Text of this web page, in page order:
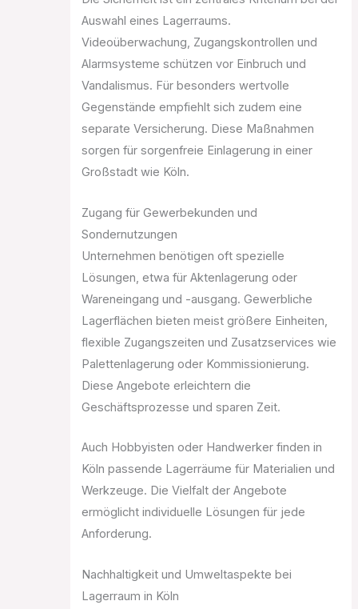
Auswahl eines Lagerraums.
Videoüberwachung, Zugangskontrollen und
Alarmsysteme schützen vor Einbruch und
Vandalismus. Für besonders wertvolle
Gegenstände empfiehlt sich zudem eine
separate Versicherung. Diese Maßnahmen
sorgen für sorgenfreie Einlagerung in einer
Großstadt wie Köln.
Zugang für Gewerbekunden und
Sondernutzungen
Unternehmen benötigen oft spezielle
Lösungen, etwa für Aktenlagerung oder
Wareneingang und -ausgang. Gewerbliche
Lagerflächen bieten meist größere Einheiten,
flexible Zugangszeiten und Zusatzservices wie
Palettenlagerung oder Kommissionierung.
Diese Angebote erleichtern die
Geschäftsprozesse und sparen Zeit.
Auch Hobbyisten oder Handwerker finden in
Köln passende Lagerräume für Materialien und
Werkzeuge. Die Vielfalt der Angebote
ermöglicht individuelle Lösungen für jede
Anforderung.
Nachhaltigkeit und Umweltaspekte bei
Lagerraum in Köln